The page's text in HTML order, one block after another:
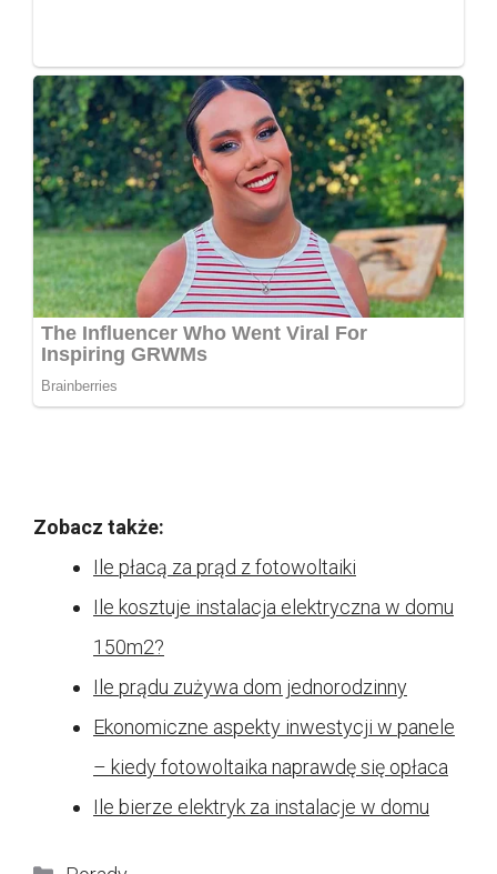
Zobacz także:
Ile płacą za prąd z fotowoltaiki
Ile kosztuje instalacja elektryczna w domu
150m2?
Ile prądu zużywa dom jednorodzinny
Ekonomiczne aspekty inwestycji w panele
– kiedy fotowoltaika naprawdę się opłaca
Ile bierze elektryk za instalacje w domu